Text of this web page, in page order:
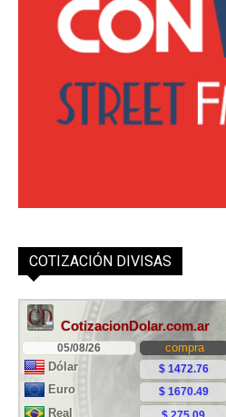
COTIZACIÓN DIVISAS